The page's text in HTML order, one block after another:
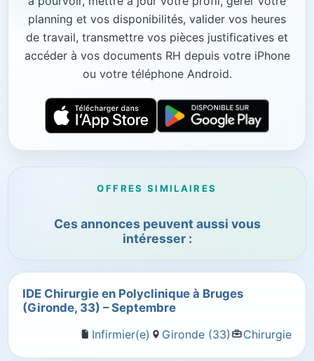
planning et vos disponibilités, valider vos heures
de travail, transmettre vos pièces justificatives et
accéder à vos documents RH depuis votre iPhone
ou votre téléphone Android.
OFFRES SIMILAIRES
Ces annonces peuvent aussi vous
intéresser :
IDE Chirurgie en Polyclinique à Bruges
(Gironde, 33) – Septembre
Infirmier(e)
Gironde (33) Chirurgie